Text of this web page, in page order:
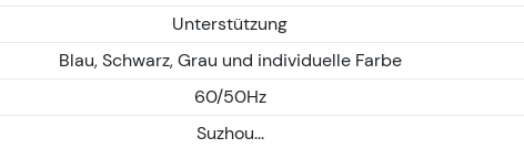
Unterstützung
Blau, Schwarz, Grau und individuelle Farbe
60/50Hz
Suzhou...